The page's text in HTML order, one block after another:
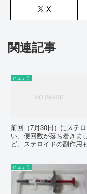
X
関連記事
ヒュミラ
前回（7月30日）にステ
い、便回数が落ち着きま
ど、ステロイドの副作用
けど・・・ そして、今
ヒュミラ